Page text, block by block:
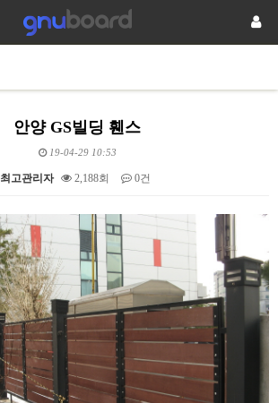
안양 GS빌딩 휀스
19-04-29 10:53
최고관리자 2,188회 0건